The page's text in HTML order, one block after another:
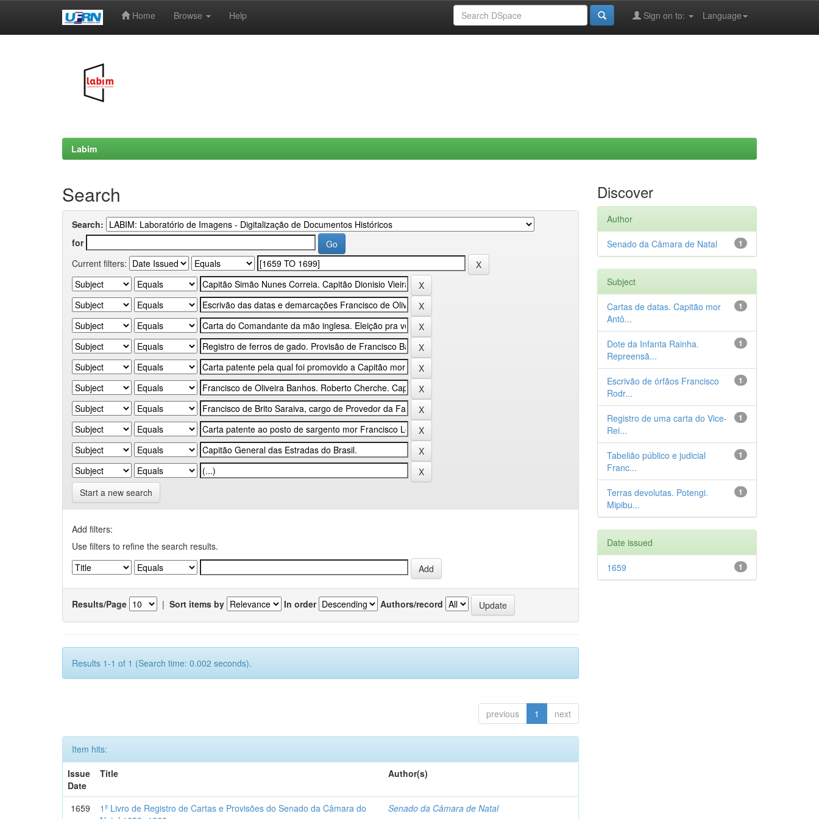
Home Browse Help Language
Sign on to:
Labim
Search
Search:
for
Current filters:
Start a new search
Add filters:
Use filters to refine the search results.
Results/Page | Sort items by In order Authors/record
Results 1-1 of 1 (Search time: 0.002 seconds).
previous 1 next
Item hits:
Issue
Date
Title Author(s)
1659
1º Livro de Registro de Cartas e Provisões do Senado da Câmara do
Senado da Câmara de Natal
Discover
Author
1
Senado da Câmara de Natal
Subject
1
Cartas de datas. Capitão mor
Antô...
1
Dote da Infanta Rainha.
Repreensã...
1
Escrivão de órfãos Francisco
Rodr...
1
Registro de uma carta do Vice-
Rei...
1
Tabelião público e judicial
Franc...
1
Terras devolutas. Potengi.
Mipibu...
Date issued
1
1659